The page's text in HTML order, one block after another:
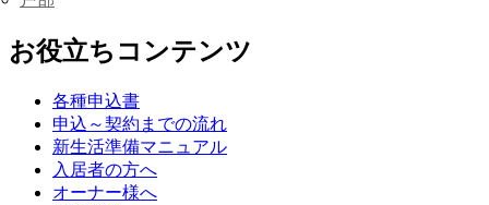
お役立ちコンテンツ
各種申込書
申込～契約までの流れ
新生活準備マニュアル
入居者の方へ
オーナー様へ